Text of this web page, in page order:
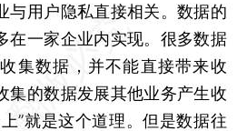
用户隐私直接相关。数据的
在一家企业内实现。很多数据
集数据，并不能直接带来收
集的数据发展其他业务产生收
”就是这个道理。但是数据往